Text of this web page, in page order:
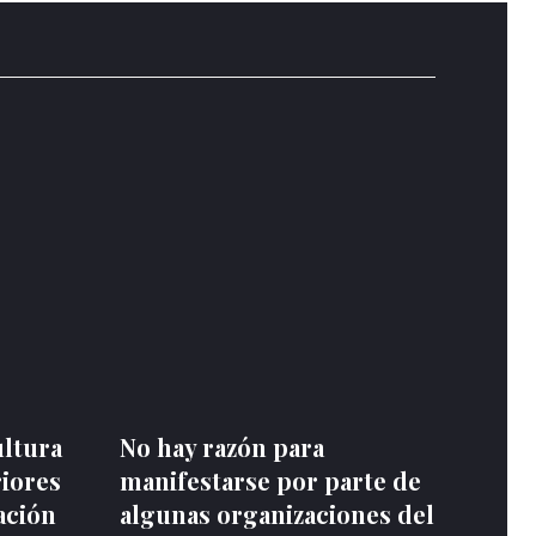
No hay razón para
manifestarse por parte de
algunas organizaciones del